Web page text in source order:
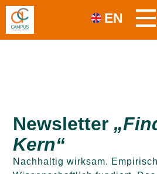
EN
Newsletter
Kern“
Nachhaltig wirksam.